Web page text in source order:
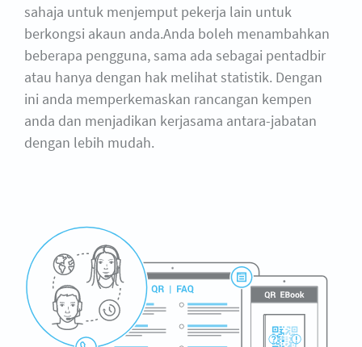
sahaja untuk menjemput pekerja lain untuk
berkongsi akaun anda.Anda boleh menambahkan
beberapa pengguna, sama ada sebagai pentadbir
atau hanya dengan hak melihat statistik. Dengan
ini anda memperkemaskan rancangan kempen
anda dan menjadikan kerjasama antara-jabatan
dengan lebih mudah.